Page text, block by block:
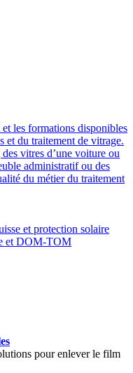
les formations disponibles
et du traitement de vitrage.
vitres d’une voiture ou
administratif ou des
du métier du traitement
et protection solaire
et DOM-TOM
pour enlever le film